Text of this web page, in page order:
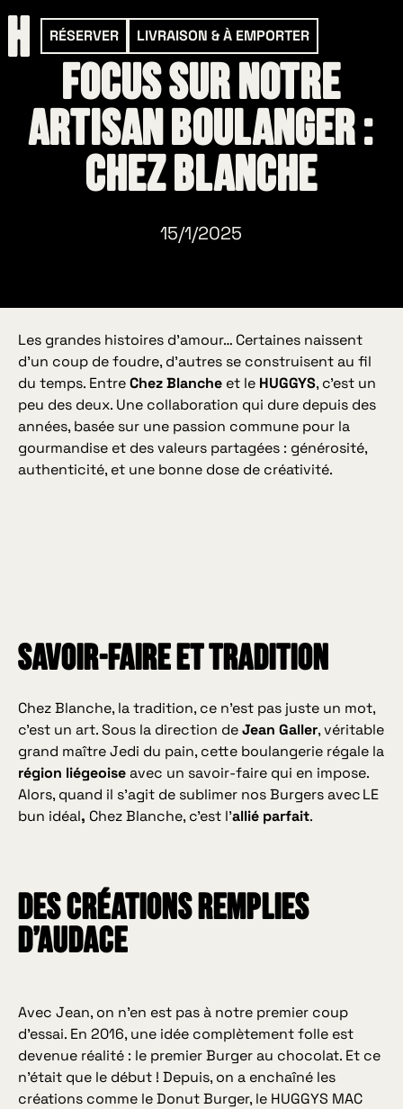
RÉSERVER LIVRAISON & À EMPORTER
Focus sur notre
artisan boulanger :
Chez Blanche
15/1/2025
Les grandes histoires d’amour… Certaines naissent
d’un coup de foudre, d’autres se construisent au fil
du temps. EntreChez Blancheet le HUGGYS, c’est un
peu des deux. Une collaboration qui dure depuis des
années, basée sur une passion commune pour la
gourmandise et des valeurs partagées : générosité,
authenticité, et une bonne dose de créativité.
SAVOIR-FAIRE ET TRADITION
Chez Blanche, la tradition, ce n’est pas juste un mot,
c’est un art. Sous la direction deJean Galler, véritable
grand maître Jedi du pain, cette boulangerie régale la
région liégeoiseavec un savoir-faire qui en impose.
Alors, quand il s’agit de sublimer nos Burgers avec LE
bun idéal, Chez Blanche, c’est l’allié parfait.
DES CRÉATIONS REMPLIES
D’AUDACE
Avec Jean, on n’en est pas à notre premier coup
d’essai. En 2016, une idée complètement folle est
devenue réalité : le premier Burger au chocolat. Et ce
n’était que le début ! Depuis, on a enchaîné les
créations comme le Donut Burger, le HUGGYS MAC